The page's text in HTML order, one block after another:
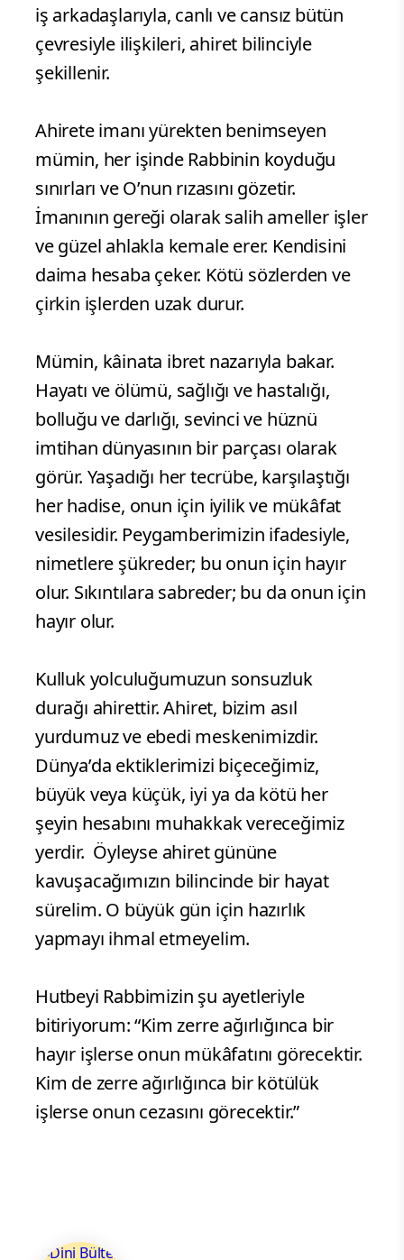
iş arkadaşlarıyla, canlı ve cansız bütün
çevresiyle ilişkileri, ahiret bilinciyle
şekillenir.
Ahirete imanı yürekten benimseyen
mümin, her işinde Rabbinin koyduğu
sınırları ve O’nun rızasını gözetir.
İmanının gereği olarak salih ameller işler
ve güzel ahlakla kemale erer. Kendisini
daima hesaba çeker. Kötü sözlerden ve
çirkin işlerden uzak durur.
Mümin, kâinata ibret nazarıyla bakar.
Hayatı ve ölümü, sağlığı ve hastalığı,
bolluğu ve darlığı, sevinci ve hüznü
imtihan dünyasının bir parçası olarak
görür. Yaşadığı her tecrübe, karşılaştığı
her hadise, onun için iyilik ve mükâfat
vesilesidir. Peygamberimizin ifadesiyle,
nimetlere şükreder; bu onun için hayır
olur. Sıkıntılara sabreder; bu da onun için
hayır olur.
Kulluk yolculuğumuzun sonsuzluk
durağı ahirettir. Ahiret, bizim asıl
yurdumuz ve ebedi meskenimizdir.
Dünya’da ektiklerimizi biçeceğimiz,
büyük veya küçük, iyi ya da kötü her
şeyin hesabını muhakkak vereceğimiz
yerdir. Öyleyse ahiret gününe
kavuşacağımızın bilincinde bir hayat
sürelim. O büyük gün için hazırlık
yapmayı ihmal etmeyelim.
Hutbeyi Rabbimizin şu ayetleriyle
bitiriyorum: “Kim zerre ağırlığınca bir
hayır işlerse onun mükâfatını görecektir.
Kim de zerre ağırlığınca bir kötülük
işlerse onun cezasını görecektir.”